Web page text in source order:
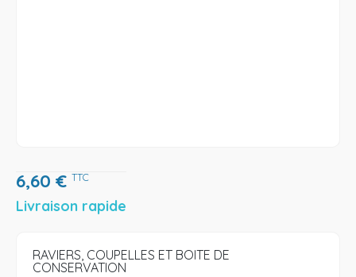
6,60 € TTC
Livraison rapide
RAVIERS, COUPELLES ET BOITE DE
CONSERVATION